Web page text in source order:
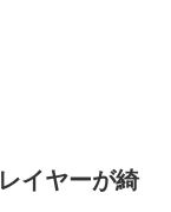
イヤーが綺